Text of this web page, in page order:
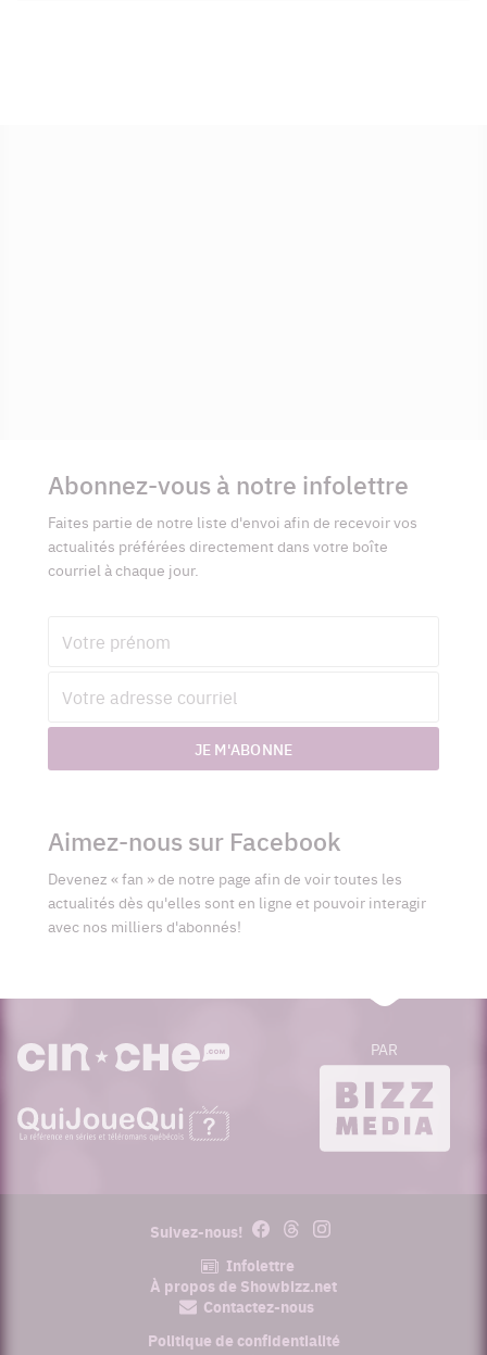
complémentaires
Abonnez-vous à notre infolettre
Faites partie de notre liste d'envoi afin de recevoir vos
actualités préférées directement dans votre boîte
courriel à chaque jour.
courriel
JE M'ABONNE
Aimez-nous sur Facebook
Devenez « fan » de notre page afin de voir toutes les
actualités dès qu'elles sont en ligne et pouvoir interagir
avec nos milliers d'abonnés!
cinoche.com
quijouequi.com bizzmedia.ca
PAR
Suivez-nous! FacebookThreadsInstagram
Infolettre
À propos de Showbizz.net
Contactez-nous
Politique de confidentialité